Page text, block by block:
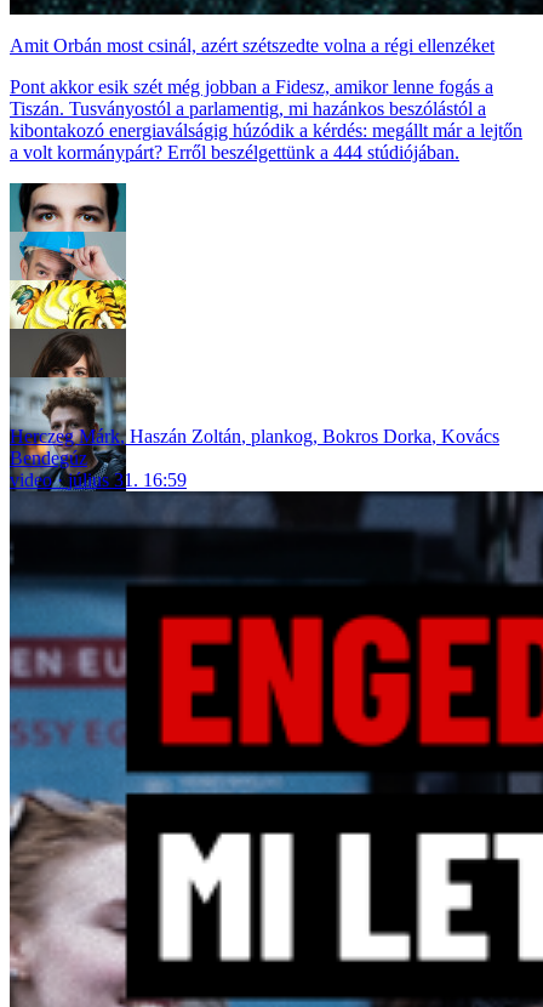
Amit Orbán most csinál, azért szétszedte volna a régi ellenzéket
Pont akkor esik szét még jobban a Fidesz, amikor lenne fogás a
Tiszán. Tusványostól a parlamentig, mi hazánkos beszólástól a
kibontakozó energiaválságig húzódik a kérdés: megállt már a lejtőn
a volt kormánypárt? Erről beszélgettünk a 444 stúdiójában.
Herczeg Márk,Haszán Zoltán, plankog, Bokros Dorka, Kovács
Bendegúz
video
július 31. 16:59